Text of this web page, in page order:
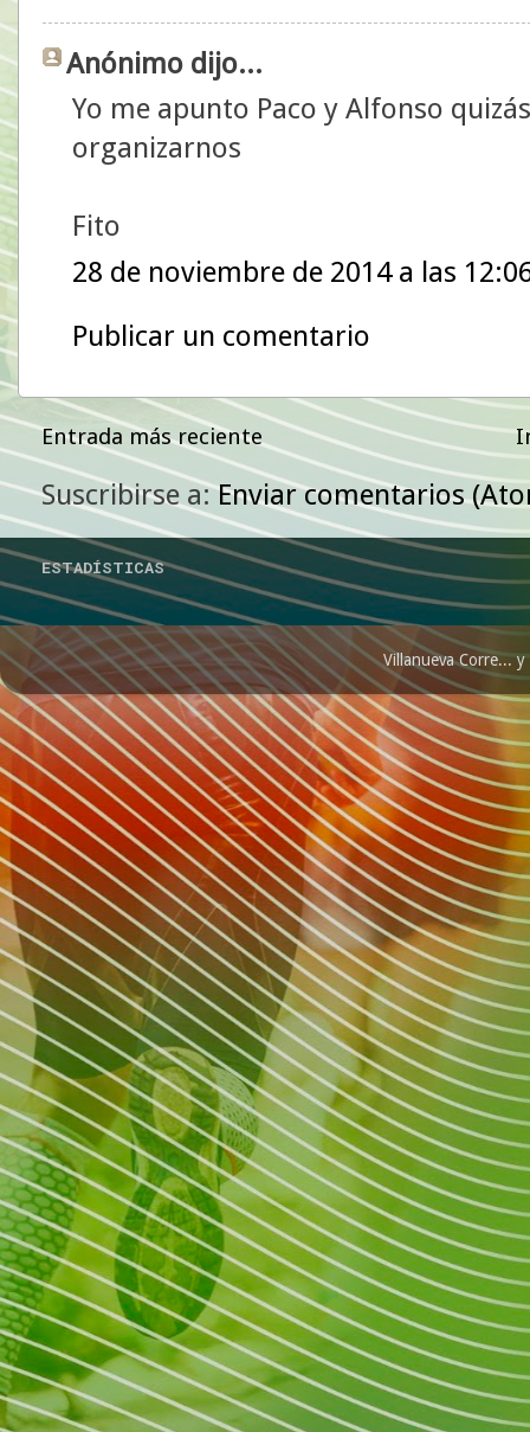
Anónimo dijo...
Yo me apunto Paco y Alfonso
organizarnos
Fito
28 de noviembre de 2014 a las
Publicar un comentario
Entrada más reciente
Suscribirse a:Enviar comentarios
ESTADÍSTICAS
Villanueva Corre...